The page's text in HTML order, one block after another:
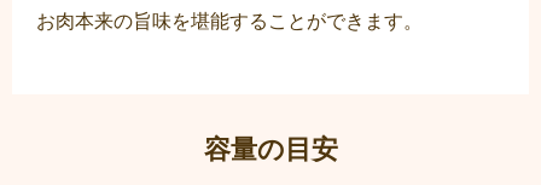
お肉本来の旨味を堪能することができます。
容量の目安